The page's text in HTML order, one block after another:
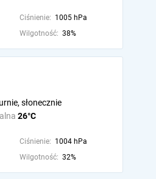
Ciśnienie: 1005 hPa
Wilgotność: 38%
26°C
słonecznie
Ciśnienie: 1004 hPa
Wilgotność: 32%